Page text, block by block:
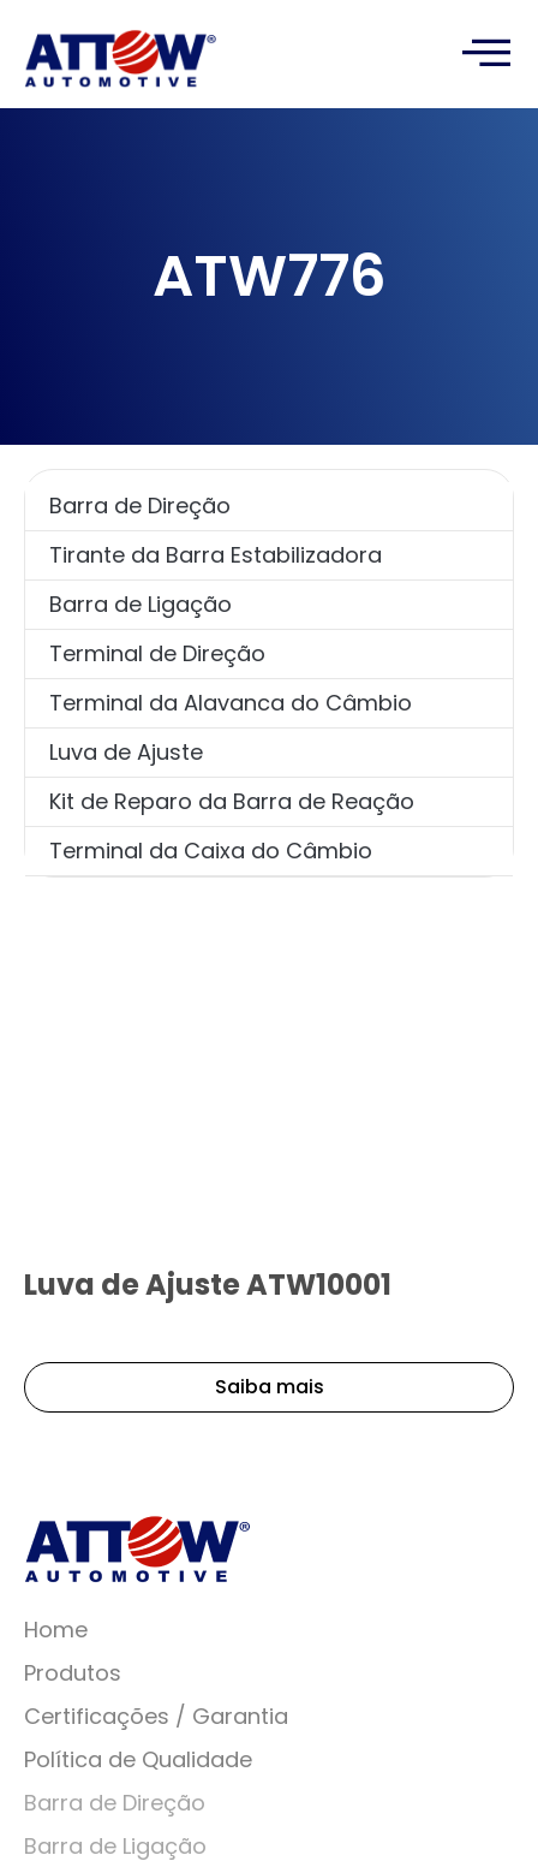
ATW776
Barra de Direção
Tirante da Barra Estabilizadora
Barra de Ligação
Terminal de Direção
Terminal da Alavanca do Câmbio
Luva de Ajuste
Kit de Reparo da Barra de Reação
Terminal da Caixa do Câmbio
Luva de Ajuste ATW10001
Saiba mais
Home
Produtos
Certificações / Garantia
Política de Qualidade
Barra de Direção
Barra de Ligação